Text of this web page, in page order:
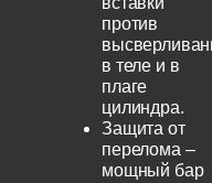
против
в теле и в
плаге
цилиндра.
Защита от
перелома –
мощный бар